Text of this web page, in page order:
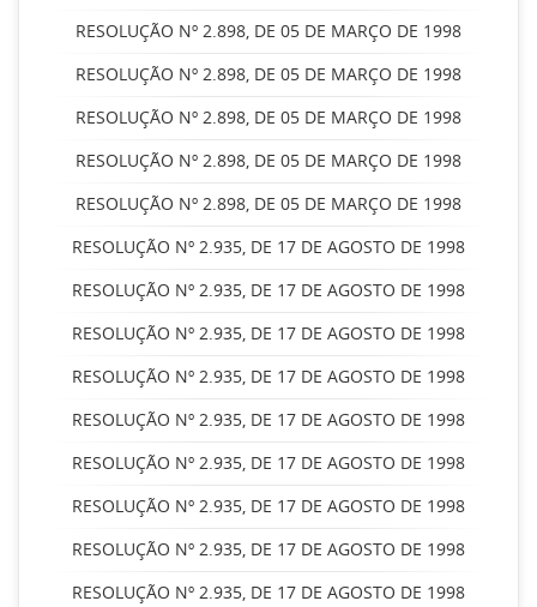
RESOLUÇÃO Nº 2.898, DE 05 DE MARÇO DE 1998
RESOLUÇÃO Nº 2.898, DE 05 DE MARÇO DE 1998
RESOLUÇÃO Nº 2.898, DE 05 DE MARÇO DE 1998
RESOLUÇÃO Nº 2.898, DE 05 DE MARÇO DE 1998
RESOLUÇÃO Nº 2.898, DE 05 DE MARÇO DE 1998
RESOLUÇÃO Nº 2.935, DE 17 DE AGOSTO DE 1998
RESOLUÇÃO Nº 2.935, DE 17 DE AGOSTO DE 1998
RESOLUÇÃO Nº 2.935, DE 17 DE AGOSTO DE 1998
RESOLUÇÃO Nº 2.935, DE 17 DE AGOSTO DE 1998
RESOLUÇÃO Nº 2.935, DE 17 DE AGOSTO DE 1998
RESOLUÇÃO Nº 2.935, DE 17 DE AGOSTO DE 1998
RESOLUÇÃO Nº 2.935, DE 17 DE AGOSTO DE 1998
RESOLUÇÃO Nº 2.935, DE 17 DE AGOSTO DE 1998
RESOLUÇÃO Nº 2.935, DE 17 DE AGOSTO DE 1998